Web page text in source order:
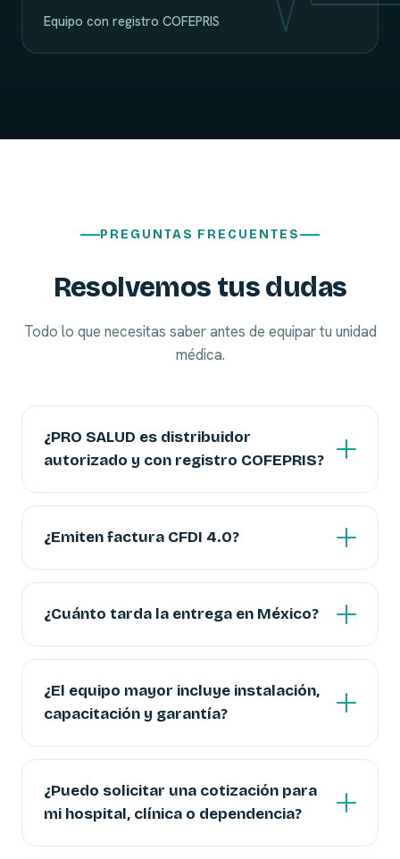
Equipo con registro COFEPRIS
PREGUNTAS FRECUENTES
Resolvemos tus dudas
Todo lo que necesitas saber antes de equipar tu unidad
médica.
¿PRO SALUD es distribuidor
autorizado y con registro COFEPRIS?
¿Emiten factura CFDI 4.0?
¿Cuánto tarda la entrega en México?
¿El equipo mayor incluye instalación,
capacitación y garantía?
¿Puedo solicitar una cotización para
mi hospital, clínica o dependencia?